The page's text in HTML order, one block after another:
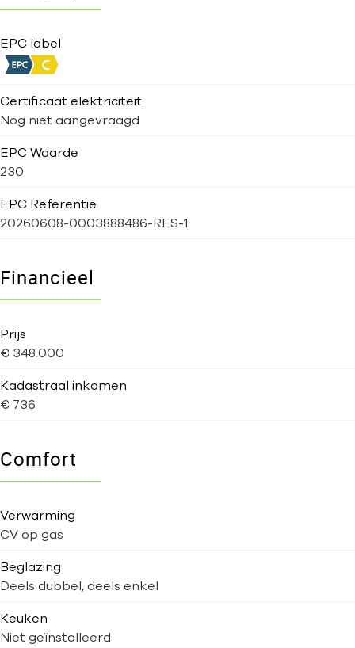
EPC label
Certificaat elektriciteit
Nog niet aangevraagd
EPC Waarde
230
EPC Referentie
20260608-0003888486-RES-1
Financieel
Prijs
€ 348.000
Kadastraal inkomen
€ 736
Comfort
Verwarming
CV op gas
Beglazing
Deels dubbel, deels enkel
Keuken
Niet geïnstalleerd